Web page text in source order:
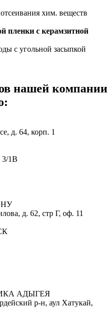
хим. веществ
пленки с керамзитной
с угольной засыпкой
нашей компании
д. 64, корп. 1
3/1В
д. 62, стр Г, оф. 11
АДЫГЕЯ
р-н, аул Хатукай,